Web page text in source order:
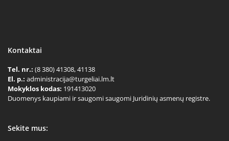
Kontaktai
Tel. nr.: (8 380) 41308, 41138
El. p.: administracija@turgeliai.lm.lt
Mokyklos kodas: 191413020
Duomenys kaupiami ir saugomi saugomi Juridinių asmenų registre.
Sekite mus: